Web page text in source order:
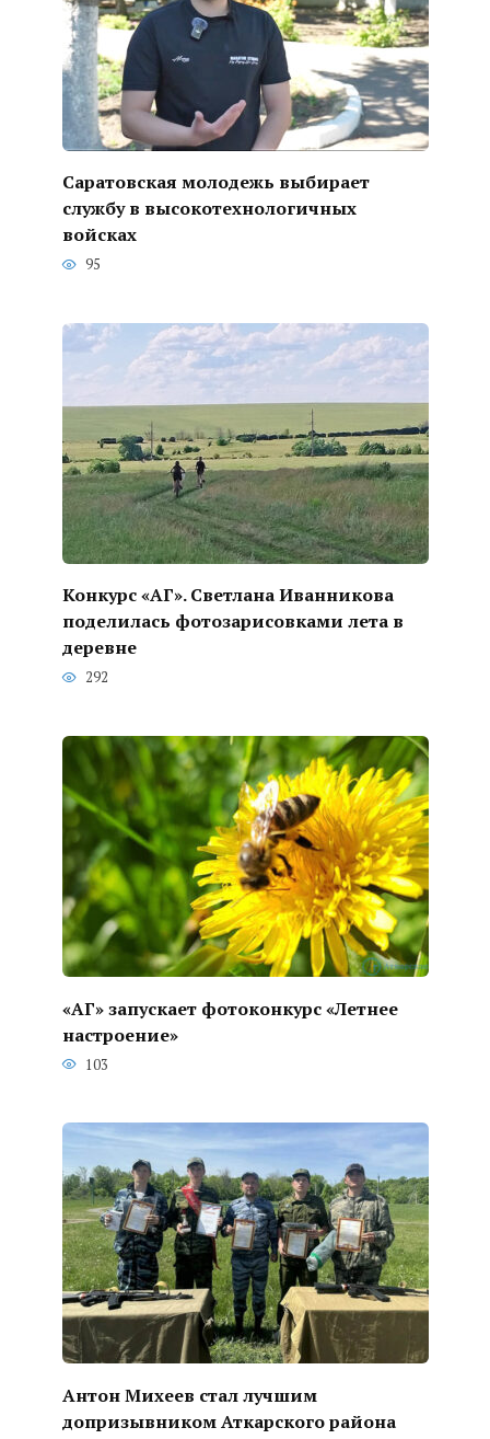
Саратовская молодежь выбирает
службу в высокотехнологичных
войсках
95
Конкурс «АГ». Светлана Иванникова
поделилась фотозарисовками лета в
деревне
292
«АГ» запускает фотоконкурс «Летнее
настроение»
103
Антон Михеев стал лучшим
допризывником Аткарского района